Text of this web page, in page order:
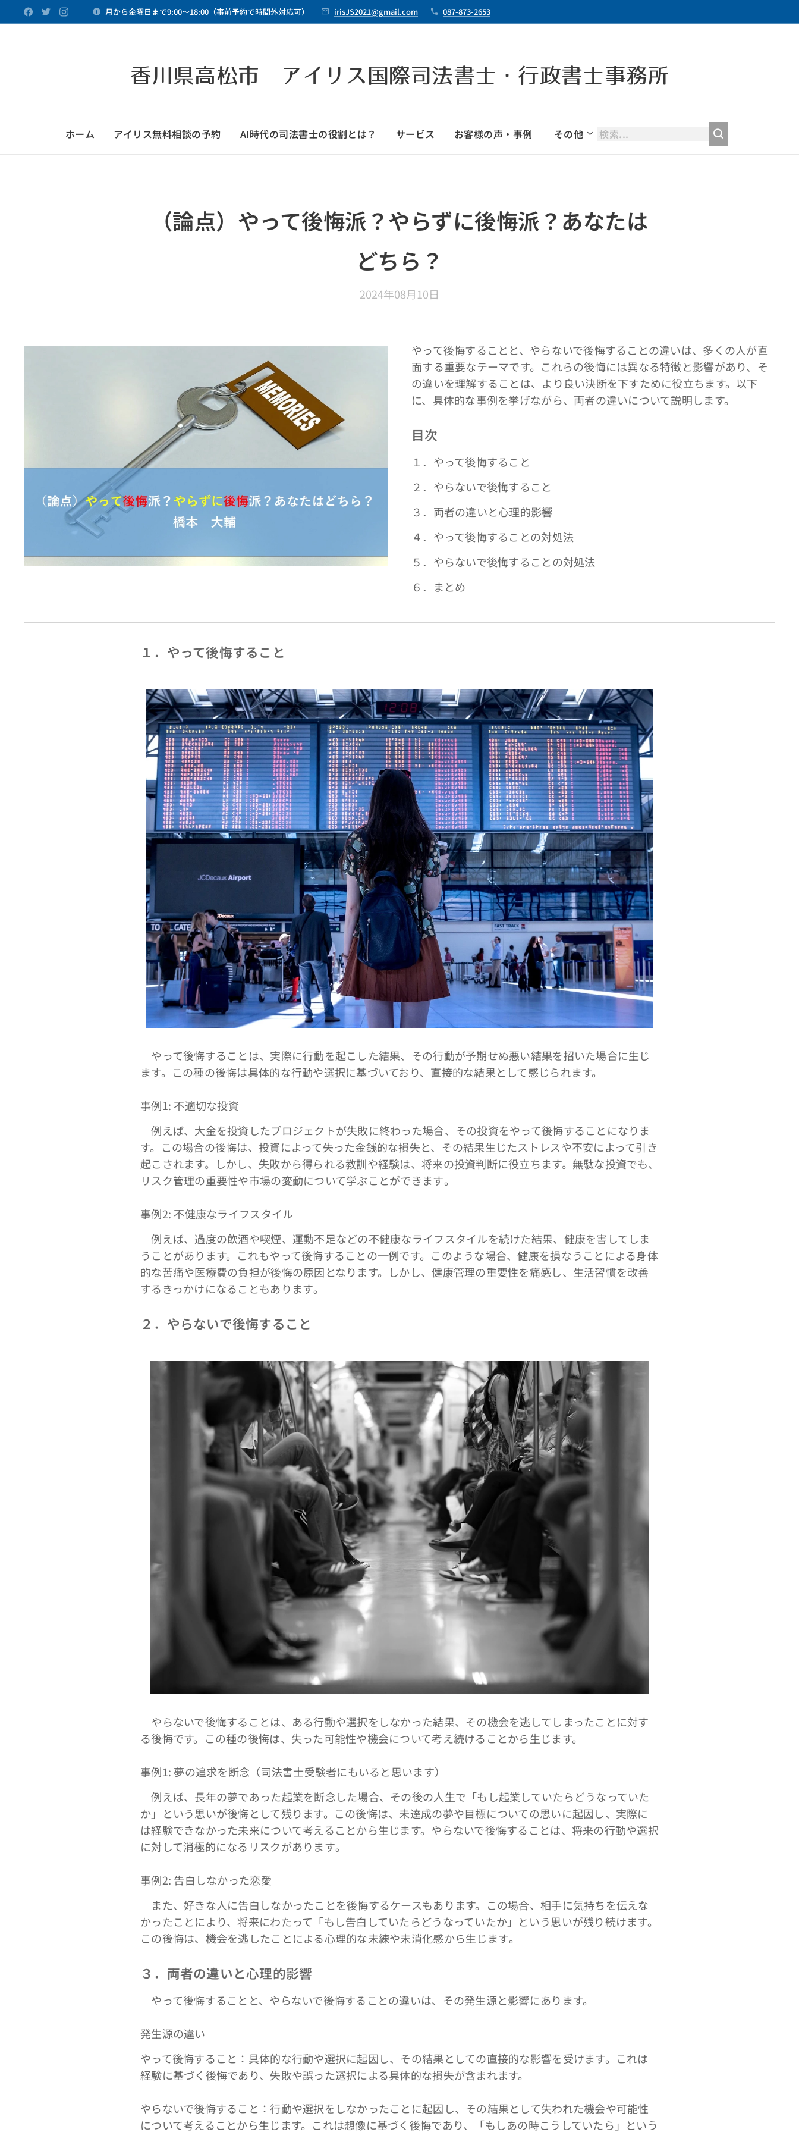
月から金曜日まで9:00～18:00（事前予約で時間外対応可） irisJS2021@gmail.com 087-873-2653
香川県高松市 アイリス国際司法書士・行政書士事務所
ホーム アイリス無料相談の予約 AI時代の司法書士の役割とは？ サービス お客様の声・事例 その他
（論点）やって後悔派？やらずに後悔派？あなたは
どちら？
2024年08月10日
やって後悔することと、やらないで後悔することの違いは、多くの人が直
面する重要なテーマです。これらの後悔には異なる特徴と影響があり、そ
の違いを理解することは、より良い決断を下すために役立ちます。以下
に、具体的な事例を挙げながら、両者の違いについて説明します。
目次
１．やって後悔すること
２．やらないで後悔すること
３．両者の違いと心理的影響
４．やって後悔することの対処法
５．やらないで後悔することの対処法
６．まとめ
１．やって後悔すること
やって後悔することは、実際に行動を起こした結果、その行動が予期せぬ悪い結果を招いた場合に生じ
ます。この種の後悔は具体的な行動や選択に基づいており、直接的な結果として感じられます。
事例1: 不適切な投資
例えば、大金を投資したプロジェクトが失敗に終わった場合、その投資をやって後悔することになりま
す。この場合の後悔は、投資によって失った金銭的な損失と、その結果生じたストレスや不安によって引き
起こされます。しかし、失敗から得られる教訓や経験は、将来の投資判断に役立ちます。無駄な投資でも、
リスク管理の重要性や市場の変動について学ぶことができます​。
事例2: 不健康なライフスタイル
例えば、過度の飲酒や喫煙、運動不足などの不健康なライフスタイルを続けた結果、健康を害してしま
うことがあります。これもやって後悔することの一例です。このような場合、健康を損なうことによる身体
的な苦痛や医療費の負担が後悔の原因となります。しかし、健康管理の重要性を痛感し、生活習慣を改善
するきっかけになることもあります​。
２．やらないで後悔すること
やらないで後悔することは、ある行動や選択をしなかった結果、その機会を逃してしまったことに対す
る後悔です。この種の後悔は、失った可能性や機会について考え続けることから生じます。
事例1: 夢の追求を断念（司法書士受験者にもいると思います）
例えば、長年の夢であった起業を断念した場合、その後の人生で「もし起業していたらどうなっていた
か」という思いが後悔として残ります。この後悔は、未達成の夢や目標についての思いに起因し、実際に
は経験できなかった未来について考えることから生じます。やらないで後悔することは、将来の行動や選択
に対して消極的になるリスクがあります​​。
事例2: 告白しなかった恋愛
また、好きな人に告白しなかったことを後悔するケースもあります。この場合、相手に気持ちを伝えな
かったことにより、将来にわたって「もし告白していたらどうなっていたか」という思いが残り続けます。
この後悔は、機会を逃したことによる心理的な未練や未消化感から生じます​​。
３．両者の違いと心理的影響
やって後悔することと、やらないで後悔することの違いは、その発生源と影響にあります。
発生源の違い
やって後悔すること：具体的な行動や選択に起因し、その結果としての直接的な影響を受けます。これは
経験に基づく後悔であり、失敗や誤った選択による具体的な損失が含まれます。
やらないで後悔すること：行動や選択をしなかったことに起因し、その結果として失われた機会や可能性
について考えることから生じます。これは想像に基づく後悔であり、「もしあの時こうしていたら」という